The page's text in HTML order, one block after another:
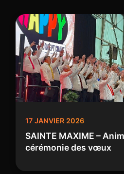
17 JANVIER 2026
SAINTE MAXIME –
cérémonie des vœux